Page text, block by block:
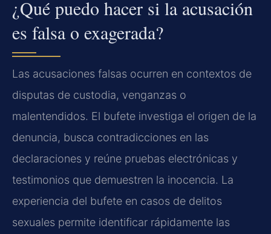
¿Qué puedo hacer si la acusación
es falsa o exagerada?
Las acusaciones falsas ocurren en contextos de
disputas de custodia, venganzas o
malentendidos. El bufete investiga el origen de la
denuncia, busca contradicciones en las
declaraciones y reúne pruebas electrónicas y
testimonios que demuestren la inocencia. La
experiencia del bufete en casos de delitos
sexuales permite identificar rápidamente las